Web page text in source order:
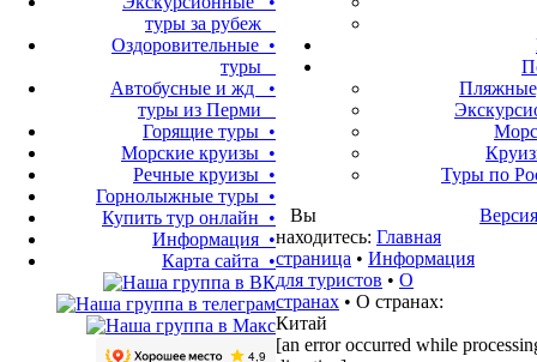
туры за рубеж
Оздоровительные •
туры
Автобусные и жд •
туры из Перми
Горящие туры •
Морские круизы •
Речные круизы •
Горнолыжные туры •
Купить тур онлайн •
Информация •
Карта сайта •
Туры по
Вы
находитесь: Главная
страница • Информация
для туристов • О
странах • О странах:
Китай
[an error occurred while